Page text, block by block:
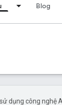
Blog
dụng công nghệ